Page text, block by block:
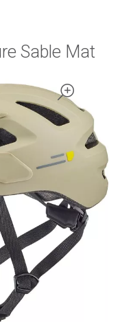
Sable Mat